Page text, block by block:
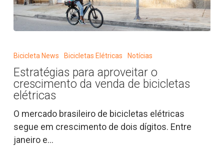
o
crescimento
da
venda
de
bicicletas
Bicicleta News Bicicletas Elétricas Notícias
Estratégias para aproveitar o
crescimento da venda de bicicletas
elétricas
O mercado brasileiro de bicicletas elétricas
segue em crescimento de dois dígitos. Entre
janeiro e…